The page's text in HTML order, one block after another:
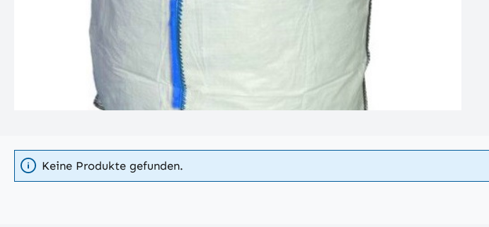
Keine Produkte gefunden.